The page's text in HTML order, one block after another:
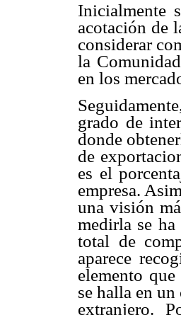
Inicialmente
acotación de
considerar
la
en los
grado de
donde
de
es el
empresa.
una visión
medirla se
total de
aparece
elemento
se halla en
extranjero.